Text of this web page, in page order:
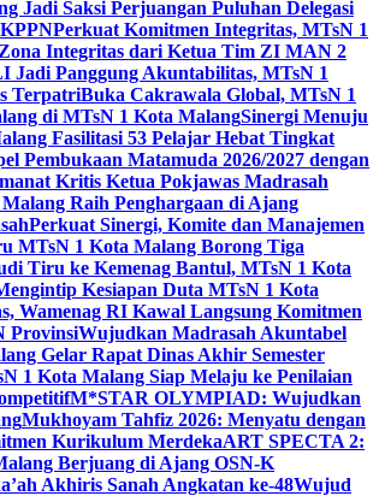
Jadi Saksi Perjuangan Puluhan Delegasi
Perkuat Komitmen Integritas, MTsN 1
Integritas dari Ketua Tim ZI MAN 2
Jadi Panggung Akuntabilitas, MTsN 1
TerpatriBuka Cakrawala Global, MTsN 1
di MTsN 1 Kota MalangSinergi Menuju
Fasilitasi 53 Pelajar Hebat Tingkat
Pembukaan Matamuda 2026/2027 dengan
Kritis Ketua Pokjawas Madrasah
Raih Penghargaan di Ajang
Perkuat Sinergi, Komite dan Manajemen
MTsN 1 Kota Malang Borong Tiga
Tiru ke Kemenag Bantul, MTsN 1 Kota
Kesiapan Duta MTsN 1 Kota
Wamenag RI Kawal Langsung Komitmen
ProvinsiWujudkan Madrasah Akuntabel
Gelar Rapat Dinas Akhir Semester
1 Kota Malang Siap Melaju ke Penilaian
M*STAR OLYMPIAD: Wujudkan
Mukhoyam Tahfiz 2026: Menyatu dengan
Kurikulum MerdekaART SPECTA 2:
Berjuang di Ajang OSN-K
Akhiris Sanah Angkatan ke-48Wujud